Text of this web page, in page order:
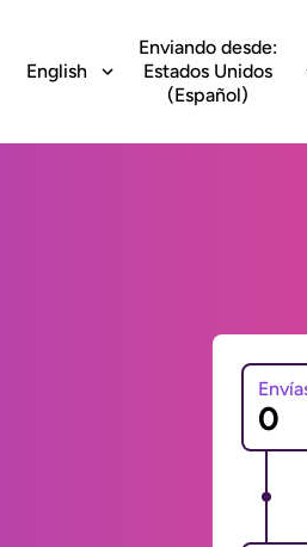
English
Enviando desde:
Estados Unidos
(Español)